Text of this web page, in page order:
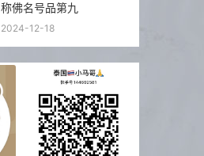
称佛名号品第九
2024-12-18